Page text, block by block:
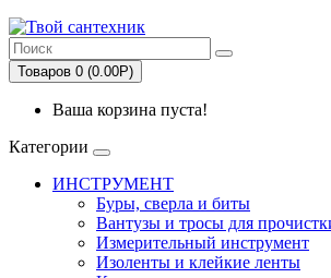
Товаров 0 (0.00Р)
Ваша корзина пуста!
Категории
ИНСТРУМЕНТ
Буры, сверла и биты
Вантузы и тросы для
Измерительный инструмент
Изоленты и клейкие ленты